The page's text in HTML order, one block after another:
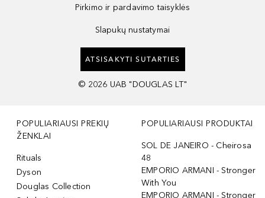
Pirkimo ir pardavimo taisyklės
Slapukų nustatymai
ATSISAKYTI SUTARTIES
© 2026 UAB "DOUGLAS LT"
POPULIARIAUSI PREKIŲ
ŽENKLAI
Rituals
Dyson
Douglas Collection
POPULIARIAUSI PRODUKTAI
SOL DE JANEIRO - Cheirosa
48
EMPORIO ARMANI - Stronger
With You
EMPORIO ARMANI - Stronger